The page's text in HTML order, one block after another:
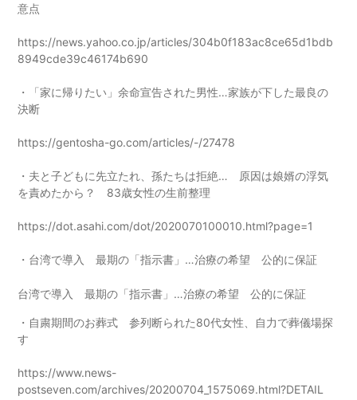
意点
https://news.yahoo.co.jp/articles/304b0f183ac8ce65d1bdb
8949cde39c46174b690
・「家に帰りたい」余命宣告された男性…家族が下した最良の
決断
https://gentosha-go.com/articles/-/27478
・夫と子どもに先立たれ、孫たちは拒絶… 原因は娘婿の浮気
を責めたから？ 83歳女性の生前整理
https://dot.asahi.com/dot/2020070100010.html?page=1
・台湾で導入 最期の「指示書」…治療の希望 公的に保証
台湾で導入 最期の「指示書」…治療の希望 公的に保証
・自粛期間のお葬式 参列断られた80代女性、自力で葬儀場探
す
https://www.news-
postseven.com/archives/20200704_1575069.html?DETAIL